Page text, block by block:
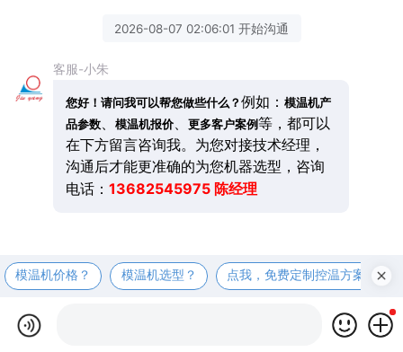
2026-08-07 02:06:01 开始沟通
客服-小朱
您好！请问我可以帮您做些什么？例如： 模温机产
品参数、 模温机报价、 更多客户案例等，都可以
在下方留言咨询我。为您对接技术经理，
沟通后才能更准确的为您机器选型，咨询
电话： 13682545975 陈经理
模温机价格？ 模温机选型？ 点我，免费定制控温方案